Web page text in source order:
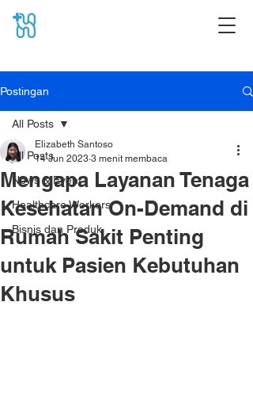
Postingan
All Posts
News & Event
Healthcare Workers
Bisnis dan Produk
All Posts
Mengapa Layanan Tenaga
Kesehatan On-Demand di
Rumah Sakit Penting
untuk Pasien Kebutuhan
Khusus
Elizabeth Santoso
14 Jun 2023 3 menit membaca